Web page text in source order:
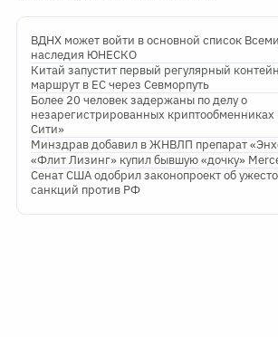
ВДНХ может войти в основной список
наследия ЮНЕСКО
Китай запустит первый регулярный
маршрут в ЕС через Севморпуть
Более 20 человек задержаны по делу о
незарегистрированных
Сити»
Минздрав добавил в ЖНВЛП препарат
«Флит Лизинг» купил бывшую «дочку»
Сенат США одобрил законопроект об
санкций против РФ